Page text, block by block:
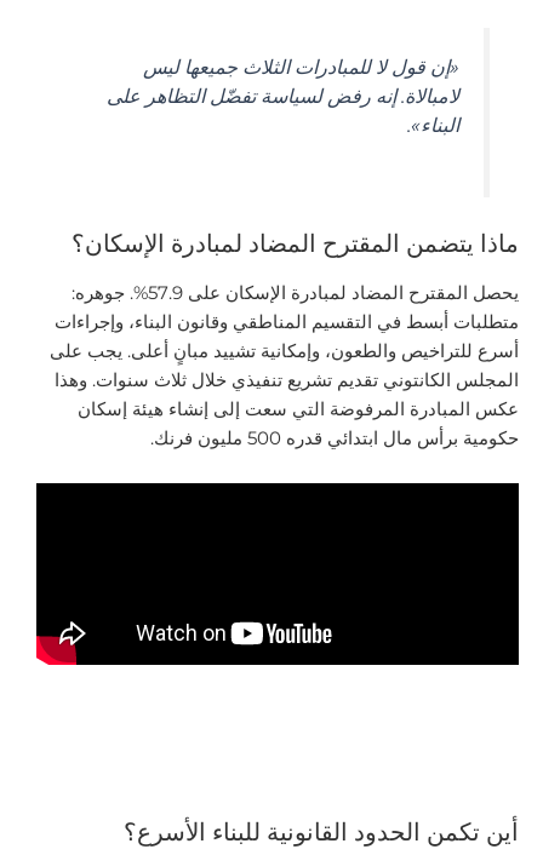
«إن قول لا للمبادرات الثلاث جميعها ليس
لامبالاة. إنه رفض لسياسة تفضّل التظاهر على
البناء».
ماذا يتضمن المقترح المضاد لمبادرة الإسكان؟
يحصل المقترح المضاد لمبادرة الإسكان على 57.9%. جوهره:
متطلبات أبسط في التقسيم المناطقي وقانون البناء، وإجراءات
أسرع للتراخيص والطعون، وإمكانية تشييد مبانٍ أعلى. يجب على
المجلس الكانتوني تقديم تشريع تنفيذي خلال ثلاث سنوات. وهذا
عكس المبادرة المرفوضة التي سعت إلى إنشاء هيئة إسكان
حكومية برأس مال ابتدائي قدره 500 مليون فرنك.
أين تكمن الحدود القانونية للبناء الأسرع؟